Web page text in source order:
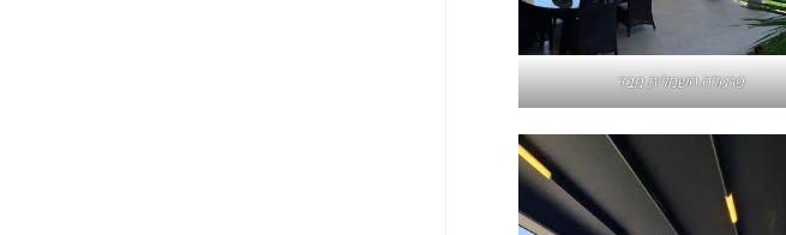
פרגולה חשמלית מבד